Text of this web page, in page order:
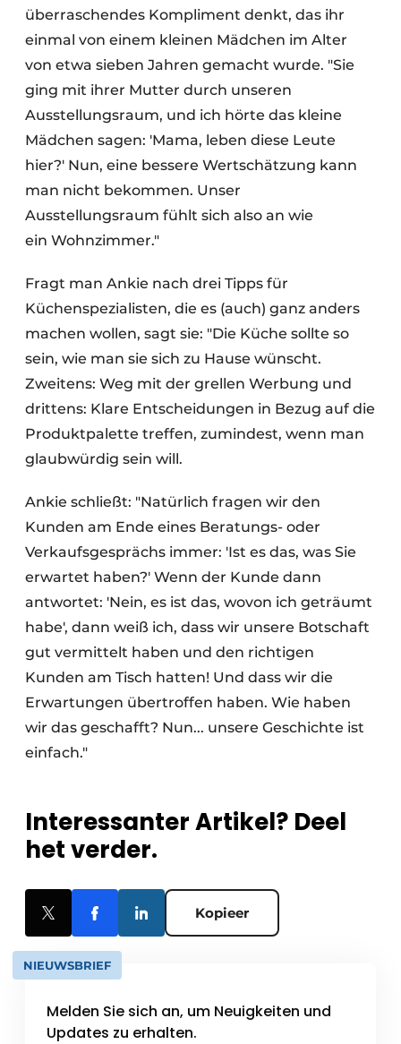
überraschendes Kompliment denkt, das ihr
einmal von einem kleinen Mädchen im Alter
von etwa sieben Jahren gemacht wurde. "Sie
ging mit ihrer Mutter durch unseren
Ausstellungsraum, und ich hörte das kleine
Mädchen sagen: 'Mama, leben diese Leute
hier?' Nun, eine bessere Wertschätzung kann
man nicht bekommen. Unser
Ausstellungsraum fühlt sich also an wie
ein Wohnzimmer."
Fragt man Ankie nach drei Tipps für
Küchenspezialisten, die es (auch) ganz anders
machen wollen, sagt sie: "Die Küche sollte so
sein, wie man sie sich zu Hause wünscht.
Zweitens: Weg mit der grellen Werbung und
drittens: Klare Entscheidungen in Bezug auf die
Produktpalette treffen, zumindest, wenn man
glaubwürdig sein will.
Ankie schließt: "Natürlich fragen wir den
Kunden am Ende eines Beratungs- oder
Verkaufsgesprächs immer: 'Ist es das, was Sie
erwartet haben?' Wenn der Kunde dann
antwortet: 'Nein, es ist das, wovon ich geträumt
habe', dann weiß ich, dass wir unsere Botschaft
gut vermittelt haben und den richtigen
Kunden am Tisch hatten! Und dass wir die
Erwartungen übertroffen haben. Wie haben
wir das geschafft? Nun... unsere Geschichte ist
einfach."
Interessanter Artikel? Deel
het verder.
Kopieer
NIEUWSBRIEF
Melden Sie sich an, um Neuigkeiten und
Updates zu erhalten.